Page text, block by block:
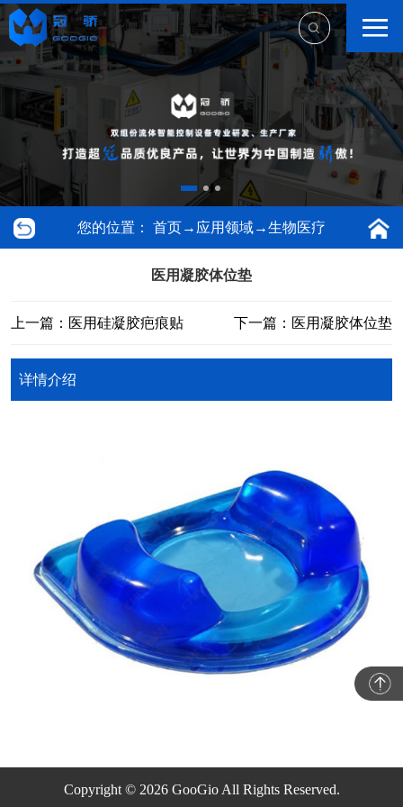
您的位置： 首页→ 应用领域→生物医疗
医用凝胶体位垫
上一篇：医用硅凝胶疤痕贴 下一篇：医用凝胶体位垫
详情介绍
Copyright © 2026 GooGio All Rights Reserved.